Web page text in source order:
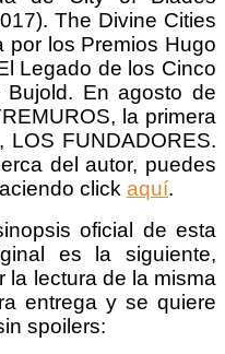
The Divine Cities
por los Premios Hugo
Legado de los Cinco
Bujold. En agosto de
la primera
FUNDADORES.
del autor, puedes
click aquí.
oficial de esta
es la siguiente,
la lectura de la misma
entrega y se quiere
spoilers: